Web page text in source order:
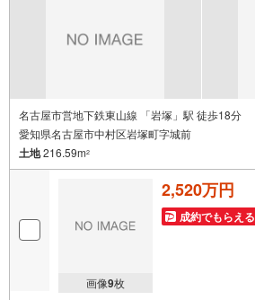
名古屋市営地下鉄東山線 「岩塚」駅 徒歩18分
愛知県名古屋市中村区岩塚町字城前
土地216.59m2
画像9枚
2,520万円
成約でもらえる